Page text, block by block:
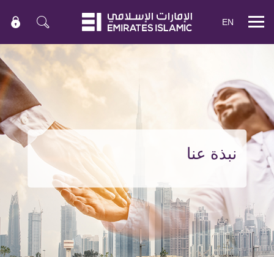
Mobile
EN
نبذة عنا